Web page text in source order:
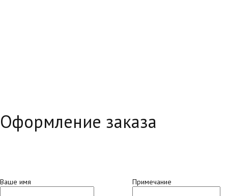
Оформление заказа
Ваше имя Примечание